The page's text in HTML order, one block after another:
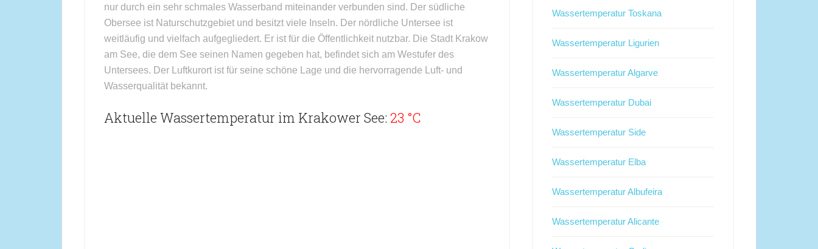
nur durch ein sehr schmales Wasserband miteinander verbunden sind. Der südliche
Obersee ist Naturschutzgebiet und besitzt viele Inseln. Der nördliche Untersee ist
weitläufig und vielfach aufgegliedert. Er ist für die Öffentlichkeit nutzbar. Die Stadt Krakow
am See, die dem See seinen Namen gegeben hat, befindet sich am Westufer des
Untersees. Der Luftkurort ist für seine schöne Lage und die hervorragende Luft- und
Wasserqualität bekannt.
Aktuelle Wassertemperatur im Krakower See: 23 °C
Wassertemperatur Toskana
Wassertemperatur Ligurien
Wassertemperatur Algarve
Wassertemperatur Dubai
Wassertemperatur Side
Wassertemperatur Elba
Wassertemperatur Albufeira
Wassertemperatur Alicante